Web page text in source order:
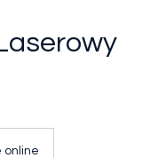
online